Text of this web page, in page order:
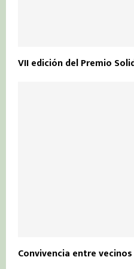
VII edición del Premio
Convivencia entre vecinos